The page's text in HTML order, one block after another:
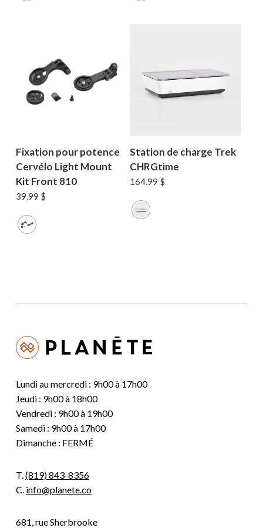
Fixation pour potence
Cervélo Light Mount
Kit Front 810
39,99 $
Station de charge Trek
CHRGtime
164,99 $
Lundi au mercredi : 9h00 à 17h00
Jeudi : 9h00 à 18h00
Vendredi : 9h00 à 19h00
Samedi : 9h00 à 17h00
Dimanche : FERMÉ
T.(819) 843-8356
C. info@planete.co
681, rue Sherbrooke